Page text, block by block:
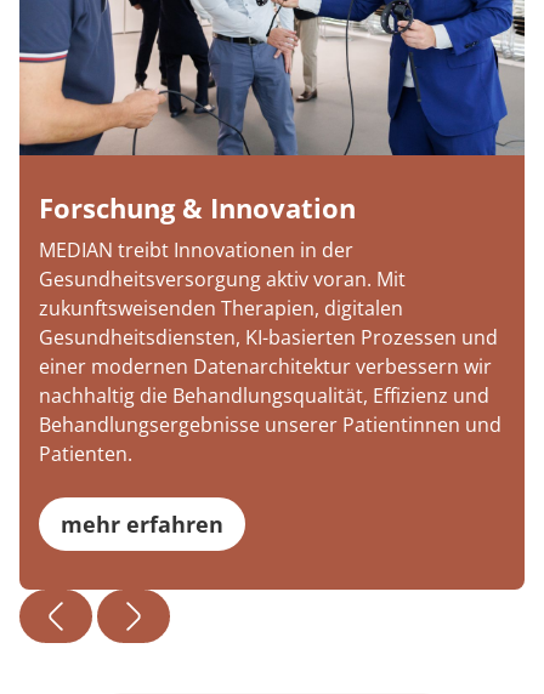
Forschung & Innovation
MEDIAN treibt Innovationen in der
Gesundheitsversorgung aktiv voran. Mit
zukunftsweisenden Therapien, digitalen
Gesundheitsdiensten, KI-basierten Prozessen und
einer modernen Datenarchitektur verbessern wir
nachhaltig die Behandlungsqualität, Effizienz und
Behandlungsergebnisse unserer Patientinnen und
Patienten.
mehr erfahren